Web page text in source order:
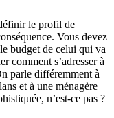
le profil de
Vous devez
budget de celui qui va
comment s’adresser à
parle différemment à
et à une ménagère
n’est-ce pas ?